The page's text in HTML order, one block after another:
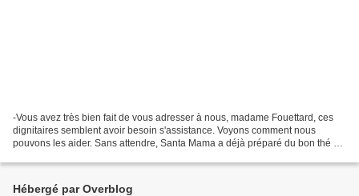
-Vous avez très bien fait de vous adresser à nous, madame Fouettard, ces
dignitaires semblent avoir besoin s'assistance. Voyons comment nous
pouvons les aider. Sans attendre, Santa Mama a déjà préparé du bon thé de
Hébergé par Overblog